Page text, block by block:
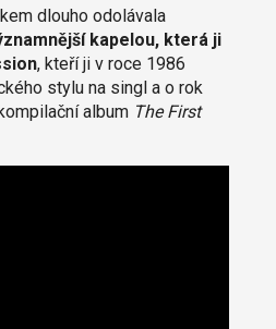
dlouho odolávala
kapelou, která ji
, kteří ji v roce 1986
stylu na singl a o rok
album The First